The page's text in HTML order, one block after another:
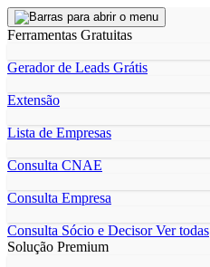
Ferramentas Gratuitas
Gerador de Leads Grátis
Extensão
Lista de Empresas
Consulta CNAE
Consulta Empresa
Consulta Sócio e DecisorVer todas
Solução Premium